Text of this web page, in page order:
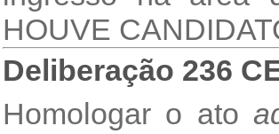
HOUVE
Deliberação 236
Homologar o ato